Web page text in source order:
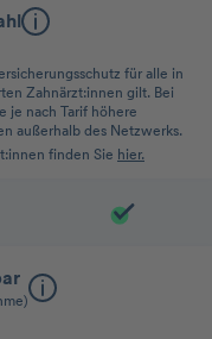
für alle in
Zahnärzt:innen gilt. Bei
je nach Tarif höhere
außerhalb des Netzwerks.
finden Sie hier.